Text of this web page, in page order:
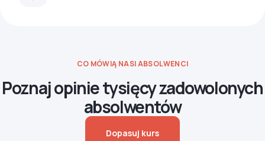
CO MÓWIĄ NASI ABSOLWENCI
Poznaj opinie tysięcy zadowolonych
absolwentów
Dopasuj kurs